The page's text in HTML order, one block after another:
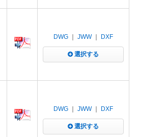
DWG JWW｜ DXF
選択する
DWG JWW｜ DXF
選択する